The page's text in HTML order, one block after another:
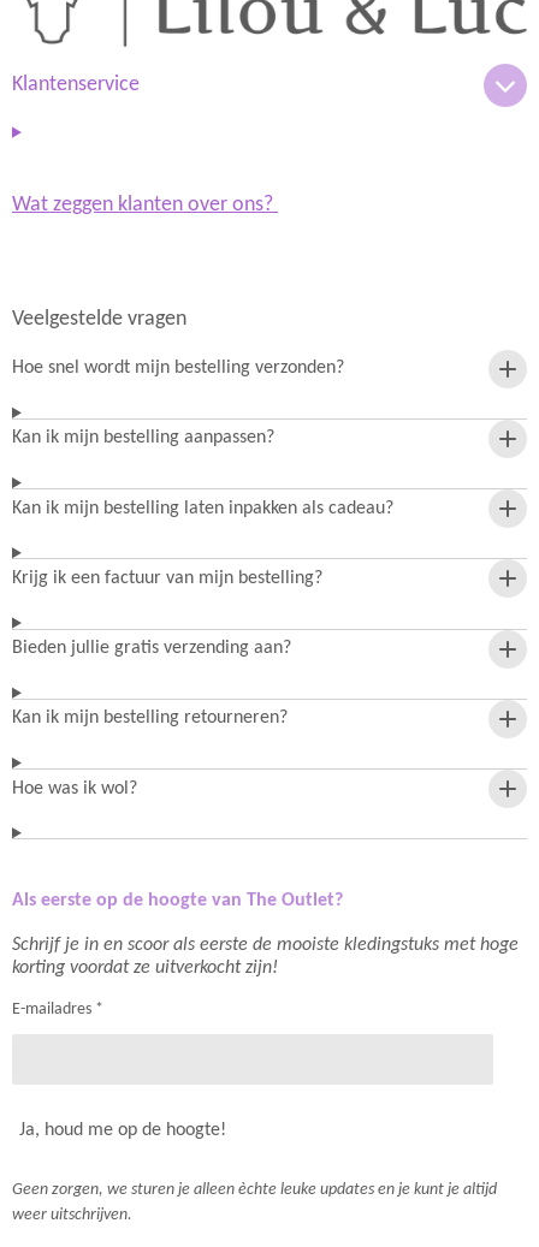
r
m
Klantenservice
Wat zeggen klanten over ons?
Veelgestelde vragen
Hoe snel wordt mijn bestelling verzonden?
Kan ik mijn bestelling aanpassen?
Kan ik mijn bestelling laten inpakken als cadeau?
Krijg ik een factuur van mijn bestelling?
Bieden jullie gratis verzending aan?
Kan ik mijn bestelling retourneren?
Hoe was ik wol?
Als eerste op de hoogte van The Outlet?
Schrijf je in en scoor als eerste de mooiste kledingstuks met hoge
korting voordat ze uitverkocht zijn!
E-mailadres *
Ja, houd me op de hoogte!
Geen zorgen, we sturen je alleen èchte leuke updates en je kunt je altijd
weer uitschrijven.